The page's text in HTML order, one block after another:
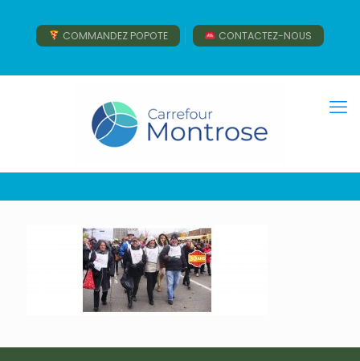
COMMANDEZ POPOTE CONTACTEZ-NOUS